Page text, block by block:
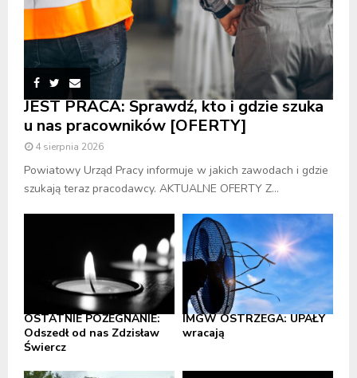
JEST PRACA: Sprawdź, kto i gdzie szuka
u nas pracowników [OFERTY]
4 sierpnia 2026
Powiatowy Urząd Pracy informuje w jakich zawodach i gdzie
szukają teraz pracodawcy. AKTUALNE OFERTY Z...
OSTATNIE POŻEGNANIE:
Odszedł od nas Zdzisław
Świercz
IMGW OSTRZEGA: UPAŁY
wracają